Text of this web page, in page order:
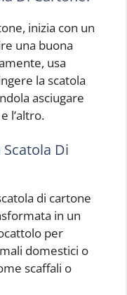
inizia con un
una buona
usa
la scatola
asciugare
l’altro.
Scatola Di
di cartone
in un
per
domestici o
scaffali o